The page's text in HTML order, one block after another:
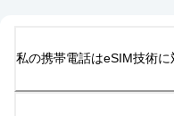
私の携帯電話はeSIM技術に